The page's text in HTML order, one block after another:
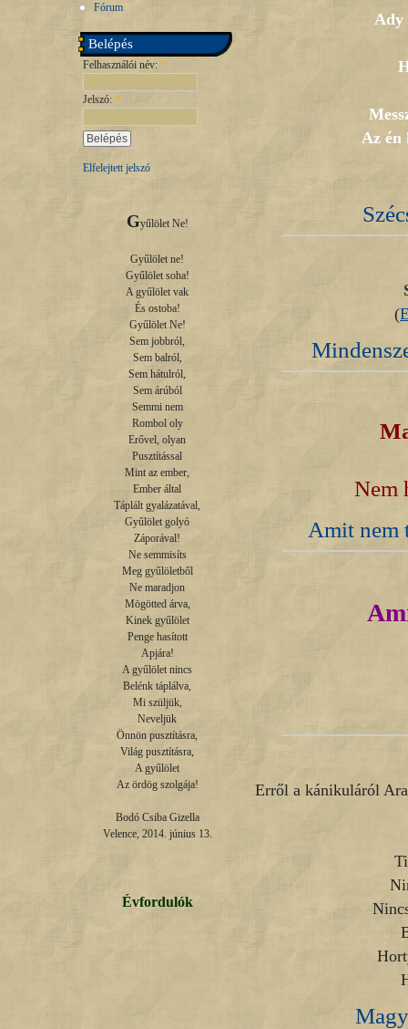
Fórum
Belépés
Felhasználói név: *
Jelszó: *
Elfelejtett jelszó
Gyűlölet Ne!
Gyűlölet ne!
Gyűlölet soha!
A gyűlölet vak
És ostoba!
Gyűlölet Ne!
Sem jobbról,
Sem balról,
Sem hátulról,
Sem árúból
Semmi nem
Rombol oly
Erővel, olyan
Pusztítással
Mint az ember,
Ember által
Táplált gyalázatával,
Gyűlölet golyó
Záporával!
Ne semmisíts
Meg gyűlöletből
Ne maradjon
Mögötted árva,
Kinek gyűlölet
Penge hasított
Apjára!
A gyűlölet nincs
Belénk táplálva,
Mi szüljük,
Neveljük
Önnön pusztításra,
Világ pusztításra,
A gyűlölet
Az ördög szolgája!
Bodó Csiba Gizella
Velence, 2014. június 13.
Évfordulók
Ady
Az én
(
Nem
Amit nem
Erről a kánikuláról